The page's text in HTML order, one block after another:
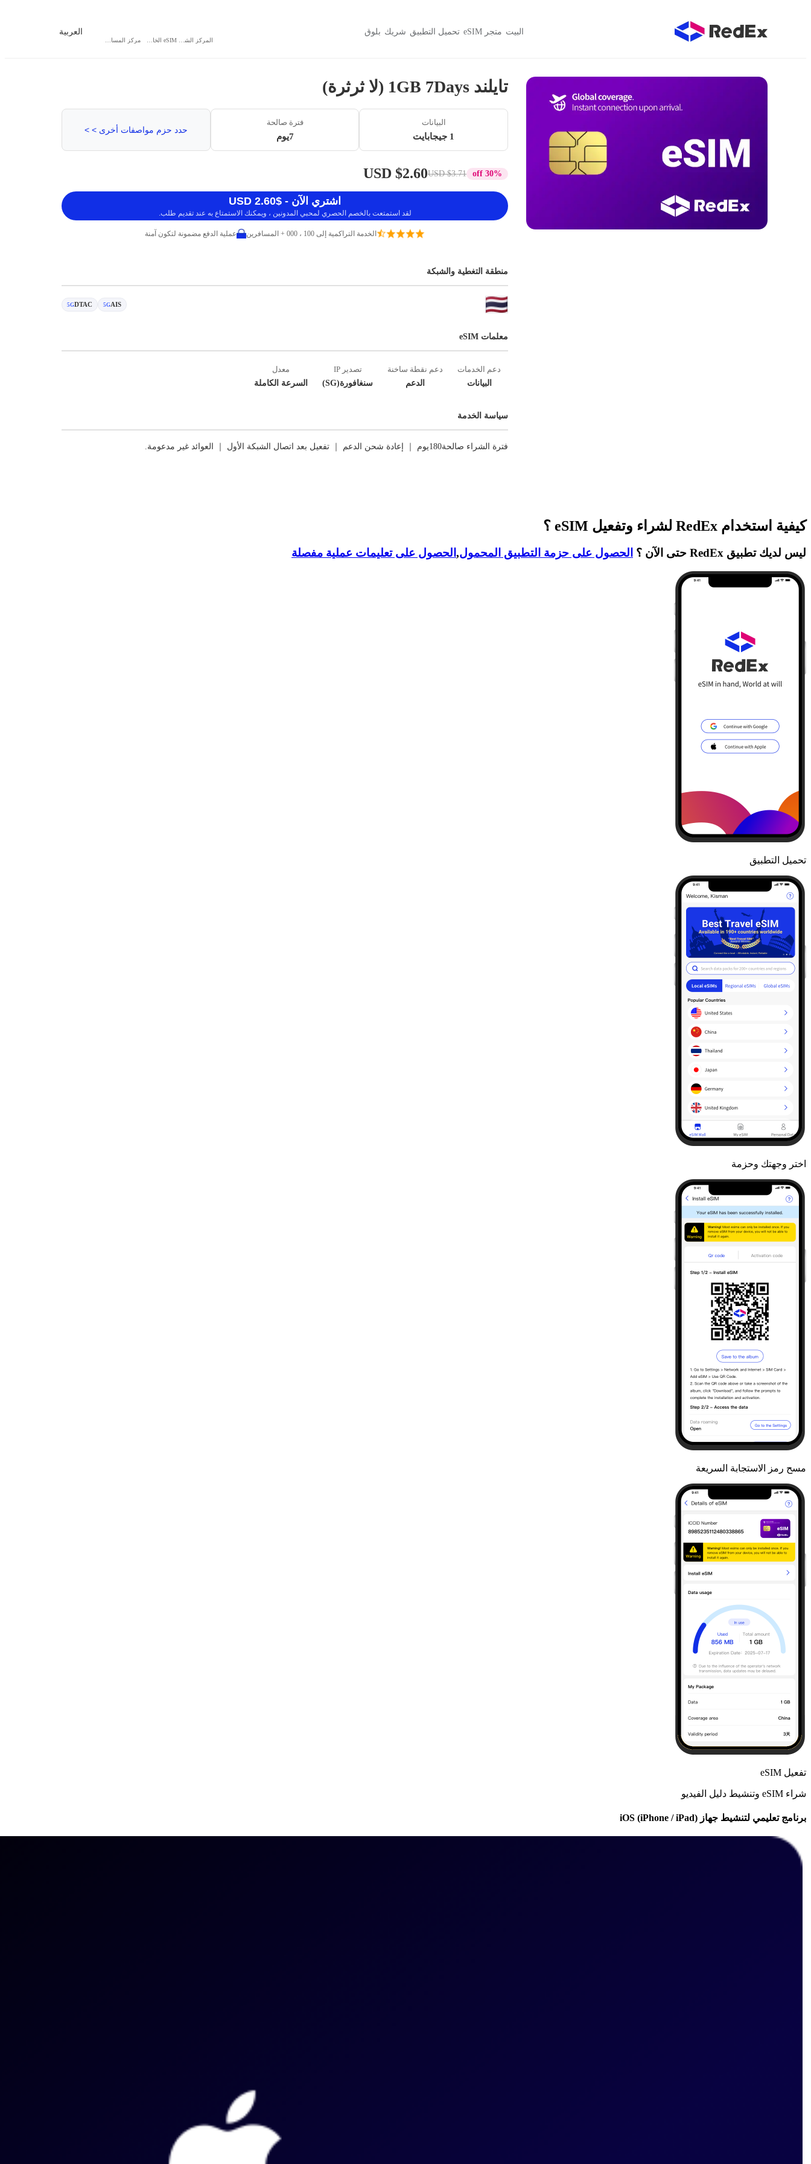
البيت متجر eSIM تحميل التطبيق شريك بلوق العربية
تايلند 1GB 7Days (لا ثرثرة)
البيانات
1 جيجابايت
فترة صالحة
7يوم
حدد حزم مواصفات أخرى > >
30% off
$3.71 USD
$2.60 USD
اشتري الآن - $2.60 USD
لقد استمتعت بالخصم الحصري لمحبي المدونين ، ويمكنك الاستمتاع به عند تقديم طلب.
الخدمة التراكمية إلى 100 ، 000 + المسافرين عملية الدفع مضمونة لتكون آمنة
منطقة التغطية والشبكة
AIS
5G
DTAC
5G
معلمات eSIM
دعم الخدمات
البيانات
دعم نقطة ساخنة
الدعم
تصدير IP
سنغافورة(SG)
معدل
السرعة الكاملة
سياسة الخدمة
فترة الشراء صالحة180يوم ｜ إعادة شحن الدعم ｜ تفعيل بعد اتصال الشبكة الأول ｜ العوائد غير مدعومة.
كيفية استخدام RedEx لشراء وتفعيل eSIM ؟
ليس لديك تطبيق RedEx حتى الآن ؟ الحصول على حزمة التطبيق المحمول, الحصول على تعليمات عملية مفصلة
تحميل التطبيق
اختر وجهتك وحزمة
مسح رمز الاستجابة السريعة
تفعيل eSIM
شراء eSIM وتنشيط دليل الفيديو
برنامج تعليمي لتنشيط جهاز iOS (iPhone / iPad)